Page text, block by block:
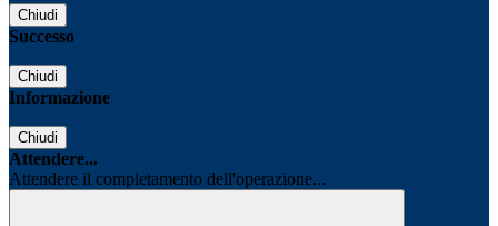
Chiudi
Successo
Chiudi
Informazione
Chiudi
Attendere...
Attendere il completamento dell'operazione...